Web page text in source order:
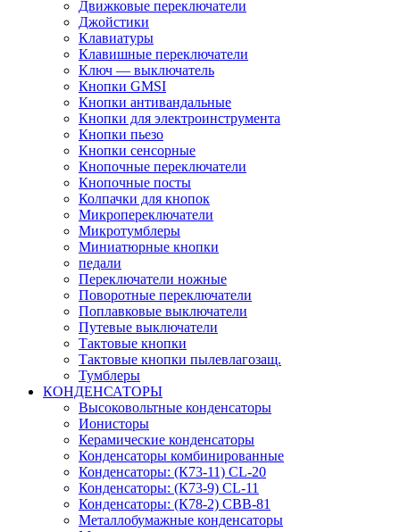
Движковые переключатели
Джойстики
Клавиатуры
Клавишные переключатели
Ключ — выключатель
Кнопки GMSI
Кнопки антивандальные
Кнопки для электроинструмента
Кнопки пьезо
Кнопки сенсорные
Кнопочные переключатели
Кнопочные посты
Колпачки для кнопок
Микропереключатели
Микротумблеры
Миниатюрные кнопки
педали
Переключатели ножные
Поворотные переключатели
Поплавковые выключатели
Путевые выключатели
Тактовые кнопки
Тактовые кнопки пылевлагозащ.
Тумблеры
КОНДЕНСАТОРЫ
Высоковольтные конденсаторы
Ионисторы
Керамические конденсаторы
Конденсаторы комбинированные
Конденсаторы: (К73-11) CL-20
Конденсаторы: (К73-9) CL-11
Конденсаторы: (К78-2) CBB-81
Металлобумажные конденсаторы